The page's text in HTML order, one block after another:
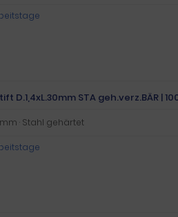
D.1,4xL.30mm STA geh.verz.BÄR |
· Stahl gehärtet